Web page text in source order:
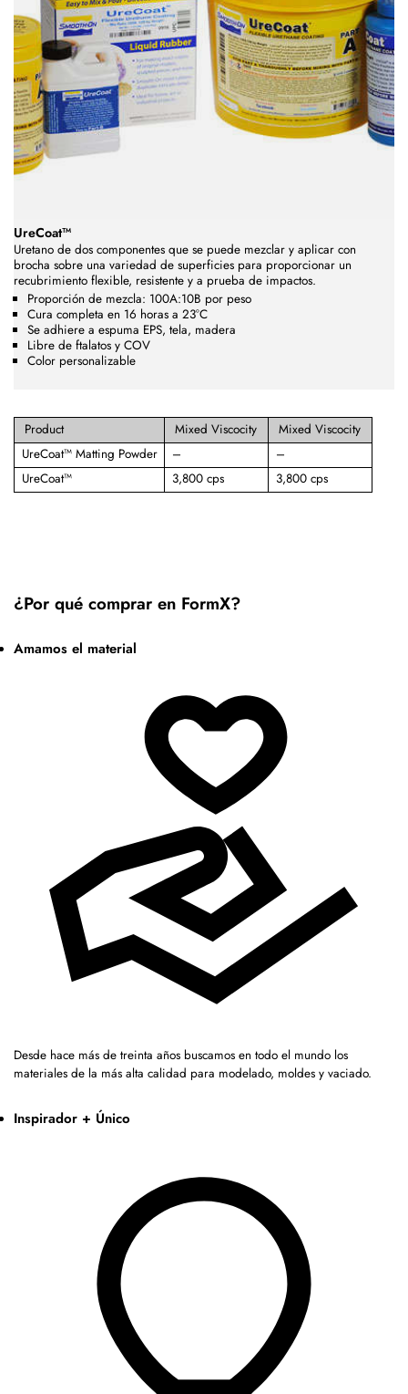
UreCoat™
Uretano de dos componentes que se puede mezclar y aplicar con
brocha sobre una variedad de superficies para proporcionar un
recubrimiento flexible, resistente y a prueba de impactos.
Proporción de mezcla: 100A:10B por peso
Cura completa en 16 horas a 23°C
Se adhiere a espuma EPS, tela, madera
Libre de ftalatos y COV
Color personalizable
Product Mixed Viscocity
Mixed Viscocity
UreCoat™ Matting Powder
–
–
UreCoat™
3,800 cps 3,800 cps
¿Por qué comprar en FormX?
Amamos el material
Desde hace más de treinta años buscamos en todo el mundo los
materiales de la más alta calidad para modelado, moldes y vaciado.
Inspirador + Único